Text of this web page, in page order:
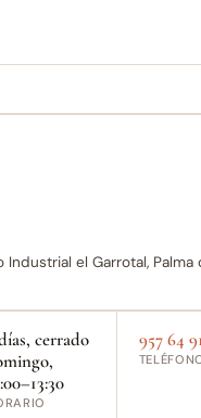
Industrial el Garrotal, Palma
cerrado
957 64